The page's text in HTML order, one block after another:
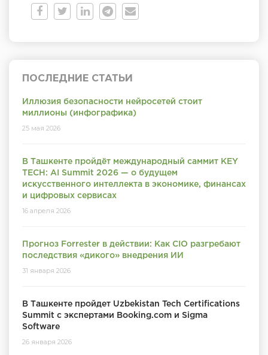
ПОСЛЕДНИЕ СТАТЬИ
Иллюзия безопасности нейросетей стоит
миллионы (инфографика)
25 мая 2026
В Ташкенте пройдёт международный саммит KEY
TECH: AI Summit 2026 — о будущем
искусственного интеллекта в экономике, финансах
и цифровых сервисах
16 апреля 2026
Прогноз Forrester в действии: Как CIO разгребают
последствия «дикого» внедрения ИИ
31 января 2026
В Ташкенте пройдет Uzbekistan Tech Certifications
Summit с экспертами Booking.com и Sigma
Software
26 января 2026